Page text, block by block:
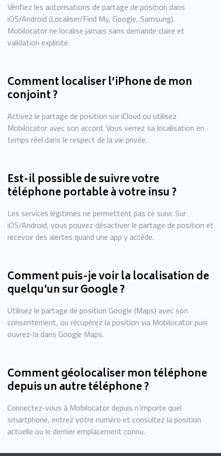
Vérifiez les autorisations de partage de position dans
iOS/Android (Localiser/Find My, Google, Samsung).
Mobilocator ne localise jamais sans demande claire et
validation explicite.
Comment localiser l’iPhone de mon
conjoint ?
Activez le partage de position sur iCloud ou utilisez
Mobilocator avec son accord. Vous verrez sa localisation en
temps réel dans le respect de la vie privée.
Est-il possible de suivre votre
téléphone portable à votre insu ?
Les services légitimes ne permettent pas ce suivi. Sur
iOS/Android, vous pouvez désactiver le partage de position et
recevoir des alertes quand une app y accède.
Comment puis-je voir la localisation de
quelqu'un sur Google ?
Utilisez le partage de position Google (Maps) avec son
consentement, ou récupérez la position via Mobilocator puis
ouvrez-la dans Google Maps.
Comment géolocaliser mon téléphone
depuis un autre téléphone ?
Connectez-vous à Mobilocator depuis n’importe quel
smartphone, entrez votre numéro et consultez la position
actuelle ou le dernier emplacement connu.